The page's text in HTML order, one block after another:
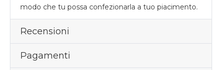
modo che tu possa confezionarla a tuo piacimento.
Recensioni
Pagamenti